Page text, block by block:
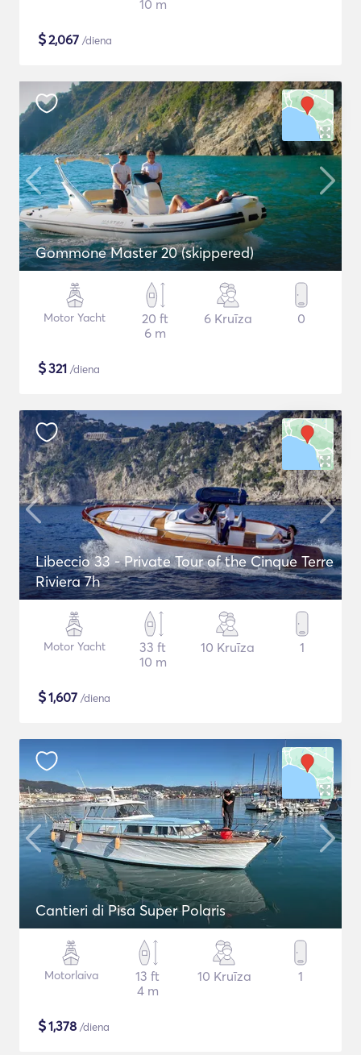
10 m
$2,067 /diena
Gommone Master 20 (skippered)
Motor Yacht
20 ft
6 m
6 Kruīza 0
$321 /diena
Libeccio 33 - Private Tour of the Cinque Terre
Riviera 7h
Motor Yacht
33 ft
10 m
10 Kruīza 1
$1,607 /diena
Cantieri di Pisa Super Polaris
Motorlaiva
13 ft
4 m
10 Kruīza 1
$1,378 /diena